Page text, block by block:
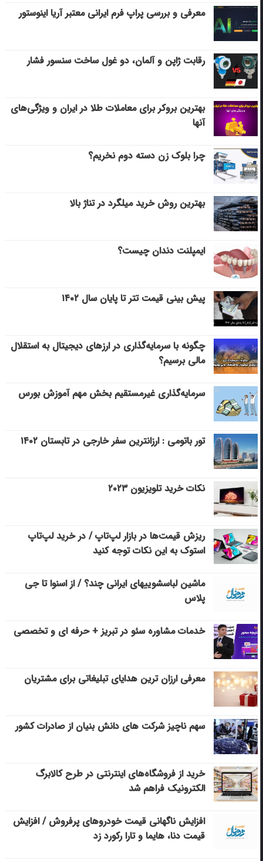
معرفی و بررسی پراپ فرم ایرانی معتبر آریا اینوستور
رقابت ژاپن و آلمان، دو غول ساخت سنسور فشار
بهترین بروکر برای معاملات طلا در ایران و ویژگی‌های
آنها
چرا بلوک زن دسته دوم نخریم؟
بهترین روش خرید میلگرد در تناژ بالا
ایمپلنت دندان چیست؟
پیش بینی قیمت تتر تا پایان سال ۱۴۰۲
چگونه با سرمایه‌گذاری در ارزهای دیجیتال به استقلال
مالی برسیم؟
سرمایه‌گذاری غیرمستقیم بخش مهم آموزش بورس
تور باتومی : ارزانترین سفر خارجی در تابستان ۱۴۰۲
نکات خرید تلویزیون ۲۰۲۳
ریزش قیمت‌ها در بازار لپ‌تاپ / در خرید لپ‌تاپ
استوک به این نکات توجه کنید
ماشین لباسشویی‎های ایرانی چند؟ / از اسنوا تا جی
پلاس
خدمات مشاوره سئو در تبریز + حرفه ای و تخصصی
معرفی ارزان ترین هدایای تبلیغاتی برای مشتریان
سهم ناچیز شرکت های دانش بنیان از صادرات کشور
خرید از فروشگاه‌های اینترنتی در طرح کالابرگ
الکترونیک فراهم شد
افزایش ناگهانی قیمت خودروهای پرفروش / افزایش
قیمت دنا، هایما و تارا رکورد زد